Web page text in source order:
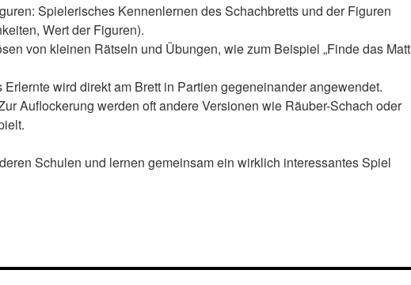
Spielerisches Kennenlernen des Schachbretts und der Figuren
Wert der Figuren).
von kleinen Rätseln und Übungen, wie zum Beispiel „Finde das Matt
Erlernte wird direkt am Brett in Partien gegeneinander angewendet.
Auflockerung werden oft andere Versionen wie Räuber-Schach oder
Schulen und lernen gemeinsam ein wirklich interessantes Spiel